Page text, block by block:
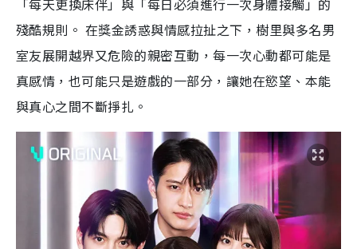
「每天更換床伴」與「每日必須進行一次身體接觸」的
殘酷規則。 在獎金誘惑與情感拉扯之下，樹里與多名男
室友展開越界又危險的親密互動，每一次心動都可能是
真感情，也可能只是遊戲的一部分，讓她在慾望、本能
與真心之間不斷掙扎。